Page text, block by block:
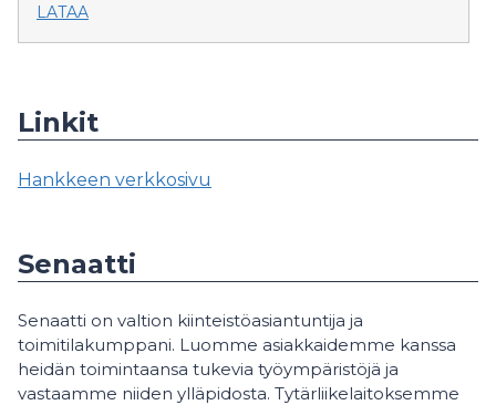
LATAA
Linkit
Hankkeen verkkosivu
Senaatti
Senaatti on valtion kiinteistöasiantuntija ja
toimitilakumppani. Luomme asiakkaidemme kanssa
heidän toimintaansa tukevia työympäristöjä ja
vastaamme niiden ylläpidosta. Tytärliikelaitoksemme